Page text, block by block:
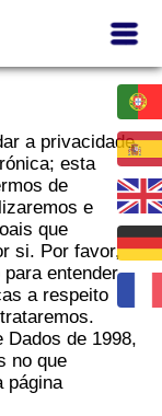
a privacidade
esta
de
e
que
si. Por favor,
entender
a respeito
Dados de 1998,
no que
página